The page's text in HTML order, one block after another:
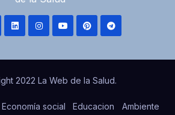
2022 La Web de la Salud.
Economía social Educacion Ambiente